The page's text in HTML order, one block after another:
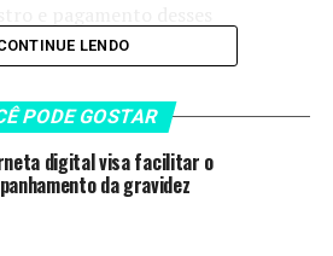
secretária de Educação Hélvia
esforço das equipes responsáveis
que, em anos anteriores, era
falta de docentes por
a mudar com a criação do
LENDO
PODE GOSTAR
digital visa facilitar o
da gravidez